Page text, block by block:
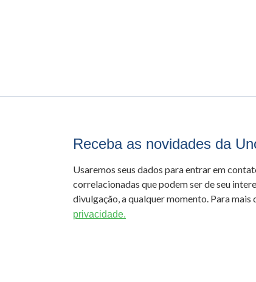
Receba as novidades da
Usaremos seus dados para entrar em
correlacionadas que podem ser de seu
divulgação, a qualquer momento. Para mais
privacidade.